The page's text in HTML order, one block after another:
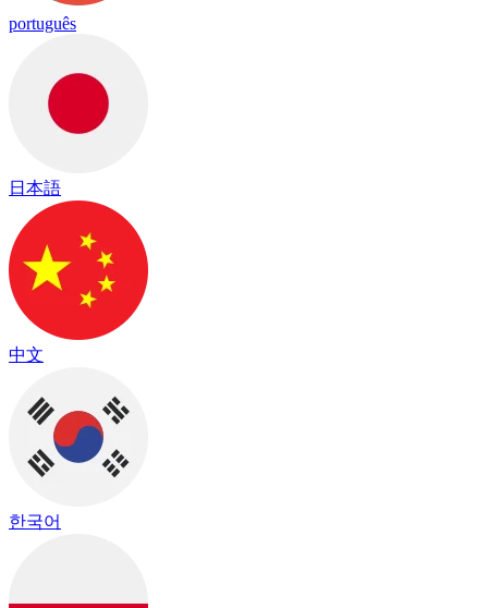
português
日本語
中文
한국어